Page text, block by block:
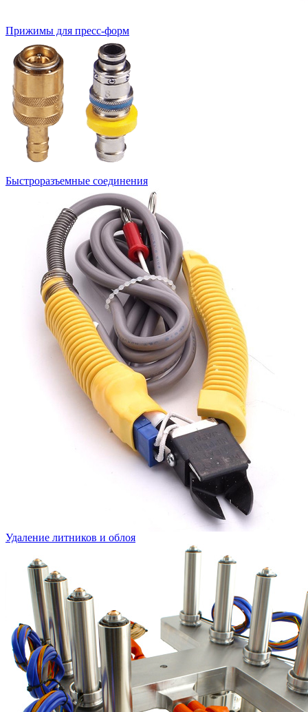
Прижимы для пресс-форм
Быстроразъемные соединения
Удаление литников и облоя